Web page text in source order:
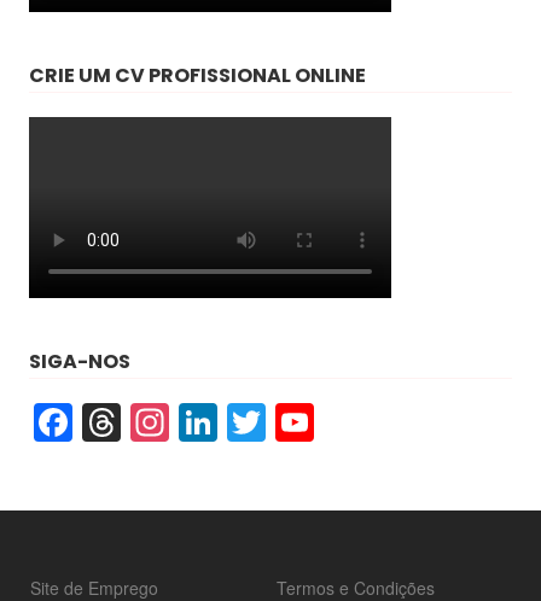
CRIE UM CV PROFISSIONAL ONLINE
SIGA-NOS
Facebook
Threads
Instagram
LinkedIn
Twitter
Site de Emprego
Termos e Condições